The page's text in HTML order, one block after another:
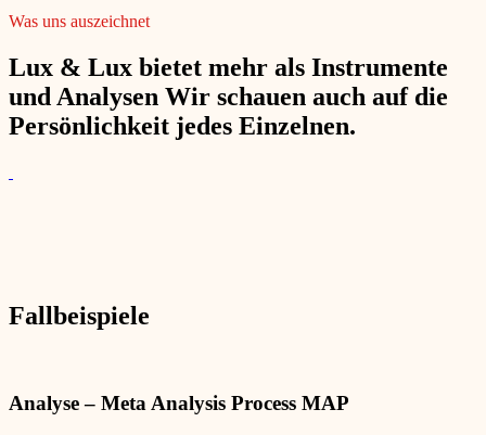
Was uns auszeichnet
Lux & Lux bietet mehr als Instrumente
und Analysen Wir schauen auch auf die
Persönlichkeit jedes Einzelnen.
Fallbeispiele
Analyse – Meta Analysis Process MAP